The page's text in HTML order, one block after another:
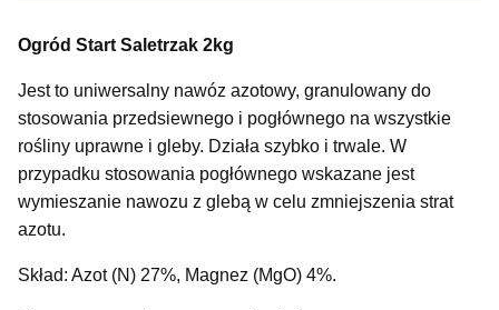
Ogród Start Saletrzak 2kg
Jest to uniwersalny nawóz azotowy, granulowany do
stosowania przedsiewnego i pogłównego na wszystkie
rośliny uprawne i gleby. Działa szybko i trwale. W
przypadku stosowania pogłównego wskazane jest
wymieszanie nawozu z glebą w celu zmniejszenia strat
azotu.
Skład: Azot (N) 27%, Magnez (MgO) 4%.